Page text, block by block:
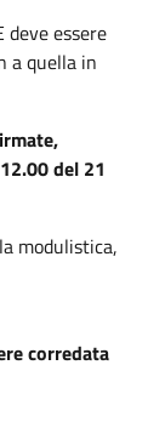
deve essere
a quella in
del 21
modulistica,
corredata